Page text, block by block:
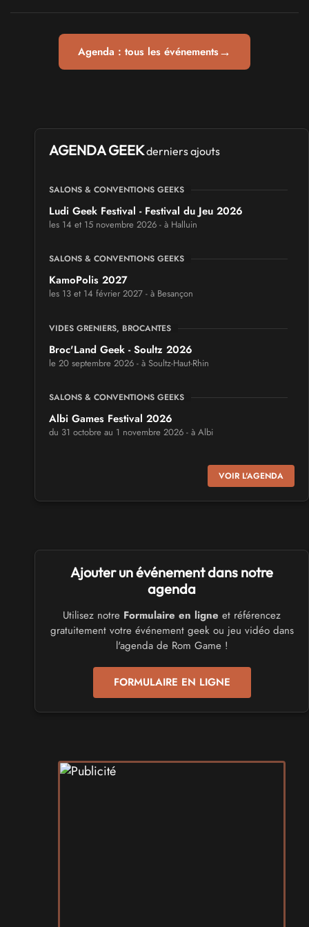
Agenda : tous les événements→
AGENDA GEEKderniers ajouts
SALONS & CONVENTIONS GEEKS
Ludi Geek Festival - Festival du Jeu 2026
les 14 et 15 novembre 2026 - à Halluin
SALONS & CONVENTIONS GEEKS
KamoPolis 2027
les 13 et 14 février 2027 - à Besançon
VIDES GRENIERS, BROCANTES
Broc'Land Geek - Soultz 2026
le 20 septembre 2026 - à Soultz-Haut-Rhin
SALONS & CONVENTIONS GEEKS
Albi Games Festival 2026
du 31 octobre au 1 novembre 2026 - à Albi
Virtual Calais - salon du jeu vidéo et des loisirs
numériques 2026
SALONS & CONVENTIONS GEEKS
Trolls et Légendes 2027
du 26 au 28 mars 2027 - à Mons
CULTURE JAPONAISE ET OTAKU
Mang'Azur 2027
les 24 et 25 avril 2027 - à Toulon
SALONS & CONVENTIONS GEEKS
Play Azur Festival 2027
SALONS & CONVENTIONS GEEKS
Art To Play 2026
VOIR L'AGENDA
Ajouter un événement dans notre
agenda
Utilisez notre Formulaire en ligne et référencez
gratuitement votre événement geek ou jeu vidéo dans
l'agenda de Rom Game !
FORMULAIRE EN LIGNE